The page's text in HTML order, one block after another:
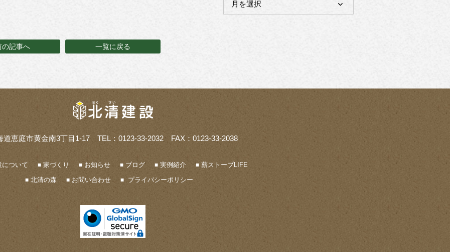
の記事へ 一覧に戻る
道恵庭市黄金南3丁目1-17 TEL：0123-33-2032 FAX：0123-33-2038
について 家づくり お知らせ ブログ 実例紹介
薪ストーブLIFE
北清の森
お問い合わせ プライバシーポリシー